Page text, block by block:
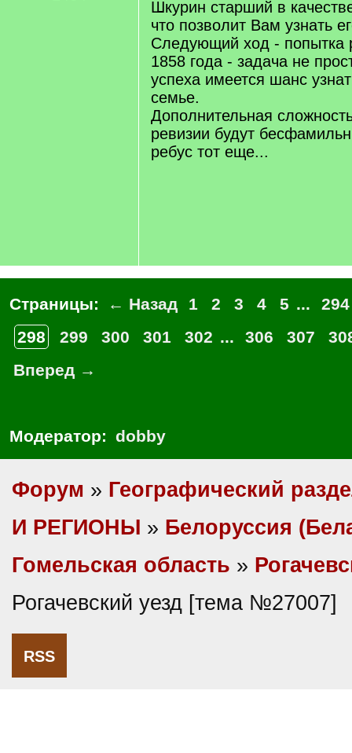
Шкурин старший в
что позволит Вам узнать
Следующий ход - попытка
1858 года - задача не
успеха имеется шанс
семье.
Дополнительная
ревизии будут
ребус тот еще...
Страницы: ← Назад 1 2 3 4 5 ...
294
298
299 300 301 302 ... 306 307
Вперед →
Модератор: dobby
Форум » Географический
И РЕГИОНЫ » Белоруссия
Гомельская область »
Рогачевский уезд [тема №27007]
RSS